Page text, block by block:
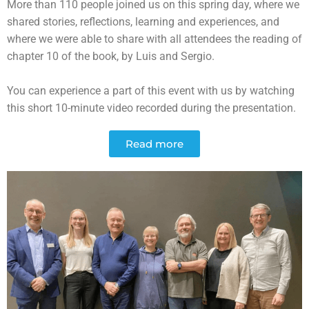
More than 110 people joined us on this spring day, where we
shared stories, reflections, learning and experiences, and
where we were able to share with all attendees the reading of
chapter 10 of the book, by Luis and Sergio.
You can experience a part of this event with us by watching
this short 10-minute video recorded during the presentation.
Read more